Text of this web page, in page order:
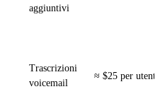
aggiuntivi
Trascrizioni
voicemail
≈ $25 per